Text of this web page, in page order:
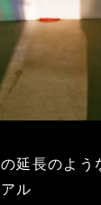
延長のよう
ル